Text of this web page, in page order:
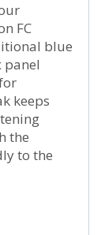
FC
blue
panel
keeps
the
to the